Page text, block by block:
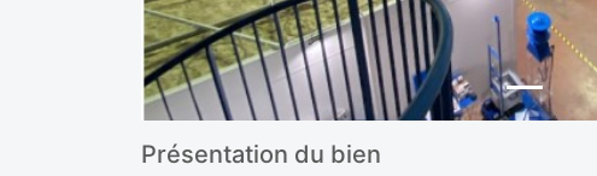
Présentation du bien